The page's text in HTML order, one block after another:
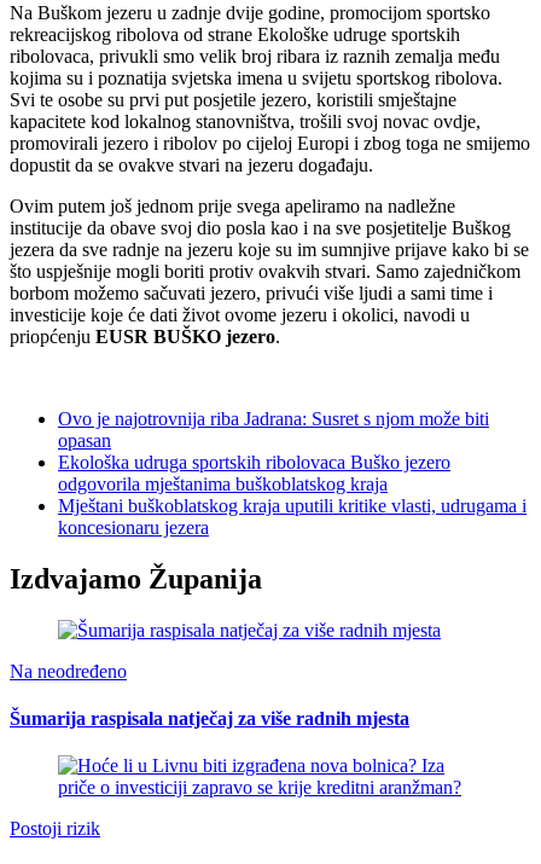
Na Buškom jezeru u zadnje dvije godine, promocijom sportsko
rekreacijskog ribolova od strane Ekološke udruge sportskih
ribolovaca, privukli smo velik broj ribara iz raznih zemalja među
kojima su i poznatija svjetska imena u svijetu sportskog ribolova.
Svi te osobe su prvi put posjetile jezero, koristili smještajne
kapacitete kod lokalnog stanovništva, trošili svoj novac ovdje,
promovirali jezero i ribolov po cijeloj Europi i zbog toga ne smijemo
dopustit da se ovakve stvari na jezeru događaju.
Ovim putem još jednom prije svega apeliramo na nadležne
institucije da obave svoj dio posla kao i na sve posjetitelje Buškog
jezera da sve radnje na jezeru koje su im sumnjive prijave kako bi se
što uspješnije mogli boriti protiv ovakvih stvari. Samo zajedničkom
borbom možemo sačuvati jezero, privući više ljudi a sami time i
investicije koje će dati život ovome jezeru i okolici, navodi u
priopćenju EUSR BUŠKO jezero.
Ovo je najotrovnija riba Jadrana: Susret s njom može biti
opasan
Ekološka udruga sportskih ribolovaca Buško jezero
odgovorila mještanima buškoblatskog kraja
Mještani buškoblatskog kraja uputili kritike vlasti, udrugama i
koncesionaru jezera
Izdvajamo Županija
Na neodređeno
Šumarija raspisala natječaj za više radnih mjesta
Postoji rizik